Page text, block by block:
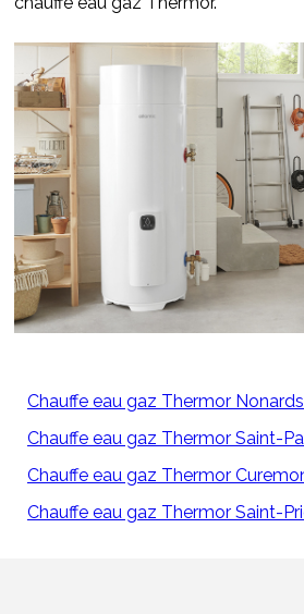
Chauffe eau gaz Thermor Nonards
Chauffe eau gaz Thermor Saint-
Chauffe eau gaz Thermor
Chauffe eau gaz Thermor Saint-